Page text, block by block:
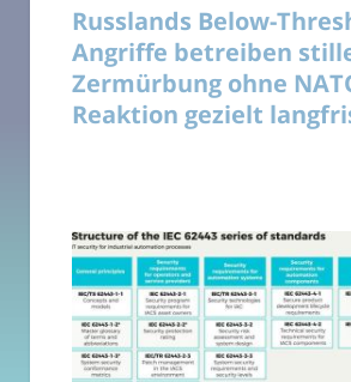
Russlands Below-
Angriffe betreiben
Zermürbung ohne
Reaktion gezielt